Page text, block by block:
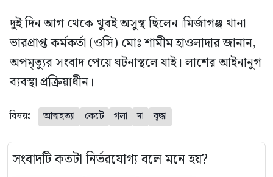
দুই দিন আগ থেকে খুবই অসুস্থ ছিলেন।মির্জাগঞ্জ থানা
ভারপ্রাপ্ত কর্মকর্তা (ওসি) মোঃ শামীম হাওলাদার জানান,
অপমৃত্যুর সংবাদ পেয়ে ঘটনাস্থলে যাই। লাশের আইনানুগ
ব্যবস্থা প্রক্রিয়াধীন।
বিষয়ঃ আত্মহত্যা কেটে গলা দা বৃদ্ধা
সংবাদটি কতটা নির্ভরযোগ্য বলে মনে হয়?